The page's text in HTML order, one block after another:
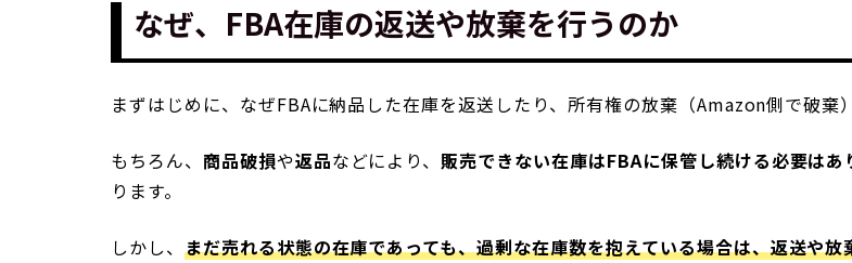
なぜ、FBA在庫の返送や放棄を行うのか
まずはじめに、なぜFBAに納品した在庫を返送したり、所有権の放棄（Amazon側で破棄
もちろん、 商品破損や返品などにより、 販売できない在庫はFBAに保管し続ける必要はあ
ります。
しかし、 まだ売れる状態の在庫であっても、過剰な在庫数を抱えている場合は、返送や